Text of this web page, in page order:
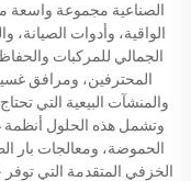
الصناعية مجموعة واسعة
الواقية، وأدوات الصيانة،
الجمالي للمركبات
والمنشآت البيعية التي
وتشمل هذه الحلول
الحموضة، ومعالجات بار
الخزفي المتقدمة التي توفر